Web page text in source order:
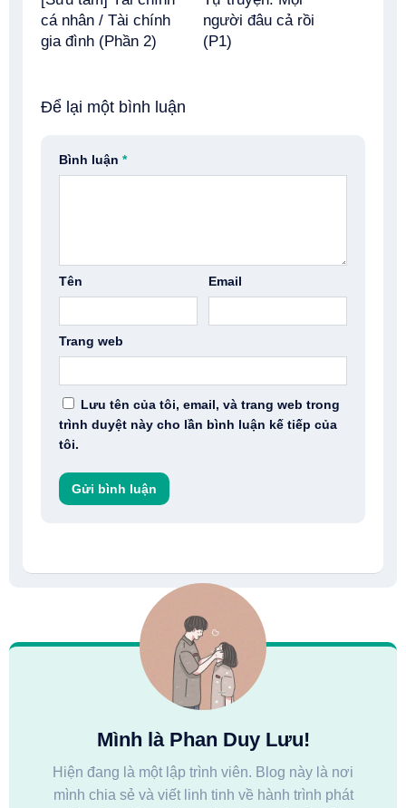
cá nhân / Tài chính
gia đình (Phần 2)
người đâu cả rồi
(P1)
Để lại một bình luận
Bình luận *
Tên Email
Trang web
Lưu tên của tôi, email, và trang web trong
trình duyệt này cho lần bình luận kế tiếp của
tôi.
Mình là Phan Duy Lưu!
Hiện đang là một lập trình viên. Blog này là nơi
mình chia sẻ và viết linh tinh về hành trình phát